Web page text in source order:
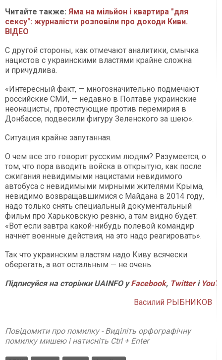
Читайте также: Яма на мільйон і квартира "для
сексу": журналісти розповіли про доходи Киви.
ВІДЕО​​​​​​​
С другой стороны, как отмечают аналитики, смычка
нацистов с украинскими властями крайне сложна
и причудлива.
«Интересный факт, — многозначительно подмечают
российские СМИ, — недавно в Полтаве украинские
неонацисты, протестующие против перемирия в
Донбассе, подвесили фигуру Зеленского за шею».
Ситуация крайне запутанная.
О чем все это говорит русским людям? Разумеется, о
том, что пора вводить войска в открытую, как после
сжигания невидимыми нацистами невидимого
автобуса с невидимыми мирными жителями Крыма,
невидимо возвращавшимися с Майдана в 2014 году,
надо только снять специальный документальный
фильм про Харьковскую резню, а там видно будет:
«Вот если завтра какой-нибудь полевой командир
начнёт военные действия, на это надо реагировать».
Так что украинским властям надо Киву всячески
оберегать, а вот остальным — не очень.
Підписуйся на сторінки UAINFO уFacebook, Twitterі
Василий РЫБНИКОВ
Повідомити про помилку - Виділіть орфографічну
помилку мишею і натисніть Ctrl + Enter